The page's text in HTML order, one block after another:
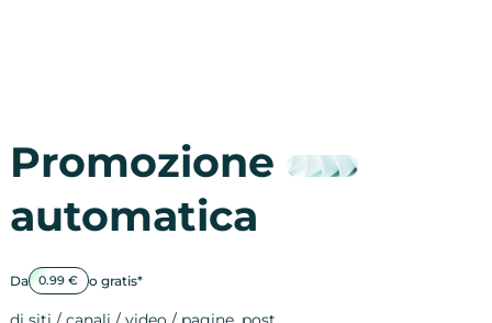
Promozione
automatica
Da 0.99 € o gratis*